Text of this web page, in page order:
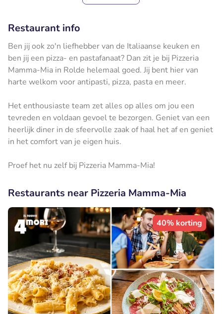
Restaurant info
Ben jij ook zo'n liefhebber van de Italiaanse keuken en
ben jij een pizza- en pastafanaat? Dan zit je bij Pizzeria
Mamma-Mia in Rolde helemaal goed. Jij bent hier van
harte welkom voor antipasti, pizza, pasta en meer.
Het enthousiaste team zet alles op alles om jou een
tevreden en voldaan gevoel te bezorgen. Geniet van een
heerlijk diner in de sfeervolle zaak of haal het af en geniet
in het comfort van je eigen huis.
Proef het nu zelf bij Pizzeria Mamma-Mia!
Restaurants near Pizzeria Mamma-Mia
40% korting